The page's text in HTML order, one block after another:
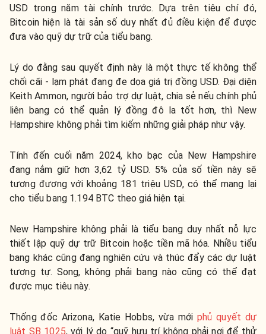
USD trong năm tài chính trước. Dựa trên tiêu chí đó,
Bitcoin hiện là tài sản số duy nhất đủ điều kiện để được
đưa vào quỹ dự trữ của tiểu bang.
Lý do đằng sau quyết định này là một thực tế không thể
chối cãi - lạm phát đang đe dọa giá trị đồng USD. Đại diện
Keith Ammon, người bảo trợ dự luật, chia sẻ nếu chính phủ
liên bang có thể quản lý đồng đô la tốt hơn, thì New
Hampshire không phải tìm kiếm những giải pháp như vậy.
Tính đến cuối năm 2024, kho bạc của New Hampshire
đang nắm giữ hơn 3,62 tỷ USD. 5% của số tiền này sẽ
tương đương với khoảng 181 triệu USD, có thể mang lại
cho tiểu bang 1.194 BTC theo giá hiện tại.
New Hampshire không phải là tiểu bang duy nhất nỗ lực
thiết lập quỹ dự trữ Bitcoin hoặc tiền mã hóa. Nhiều tiểu
bang khác cũng đang nghiên cứu và thúc đẩy các dự luật
tương tự. Song, không phải bang nào cũng có thể đạt
được mục tiêu này.
Thống đốc Arizona, Katie Hobbs, vừa mớiphủ quyết dự
luật SB 1025, với lý do “quỹ hưu trí không phải nơi để thử